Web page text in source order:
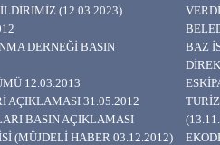
(12.03.2023)
DERNEĞİ BASIN
12.03.2013
AÇIKLAMASI 31.05.2012
BASIN AÇIKLAMASI
(MÜJDELİ HABER 03.12.2012)
BAZ